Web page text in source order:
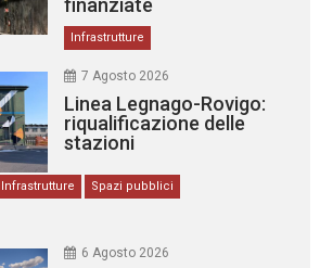
Infrastrutture
7 Agosto 2026
Linea Legnago-Rovigo:
riqualificazione delle
stazioni
Infrastrutture
Spazi pubblici
6 Agosto 2026